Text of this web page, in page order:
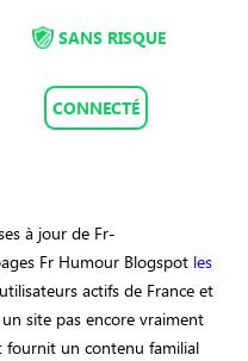
SANS RISQUE
CONNECTÉ
à jour de Fr-
Fr Humour Blogspot les
actifs de France et
site pas encore vraiment
fournit un contenu familial